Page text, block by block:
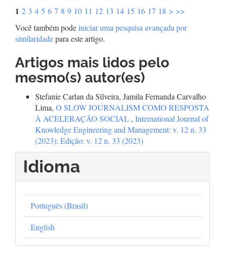
1 2 3 4 5 6 7 8 9 10 11 12 13 14 15 16 17 18 > >>
Você também podeiniciar uma pesquisa avançada por
similaridadepara este artigo.
Artigos mais lidos pelo
mesmo(s) autor(es)
Stefanie Carlan da Silveira, Jamila Fernanda Carvalho
Lima, O SLOW JOURNALISM COMO RESPOSTA
À ACELERAÇÃO SOCIAL , International Journal of
Knowledge Engineering and Management: v. 12 n. 33
(2023): Edição: v. 12 n. 33 (2023)
Idioma
Português (Brasil)
English